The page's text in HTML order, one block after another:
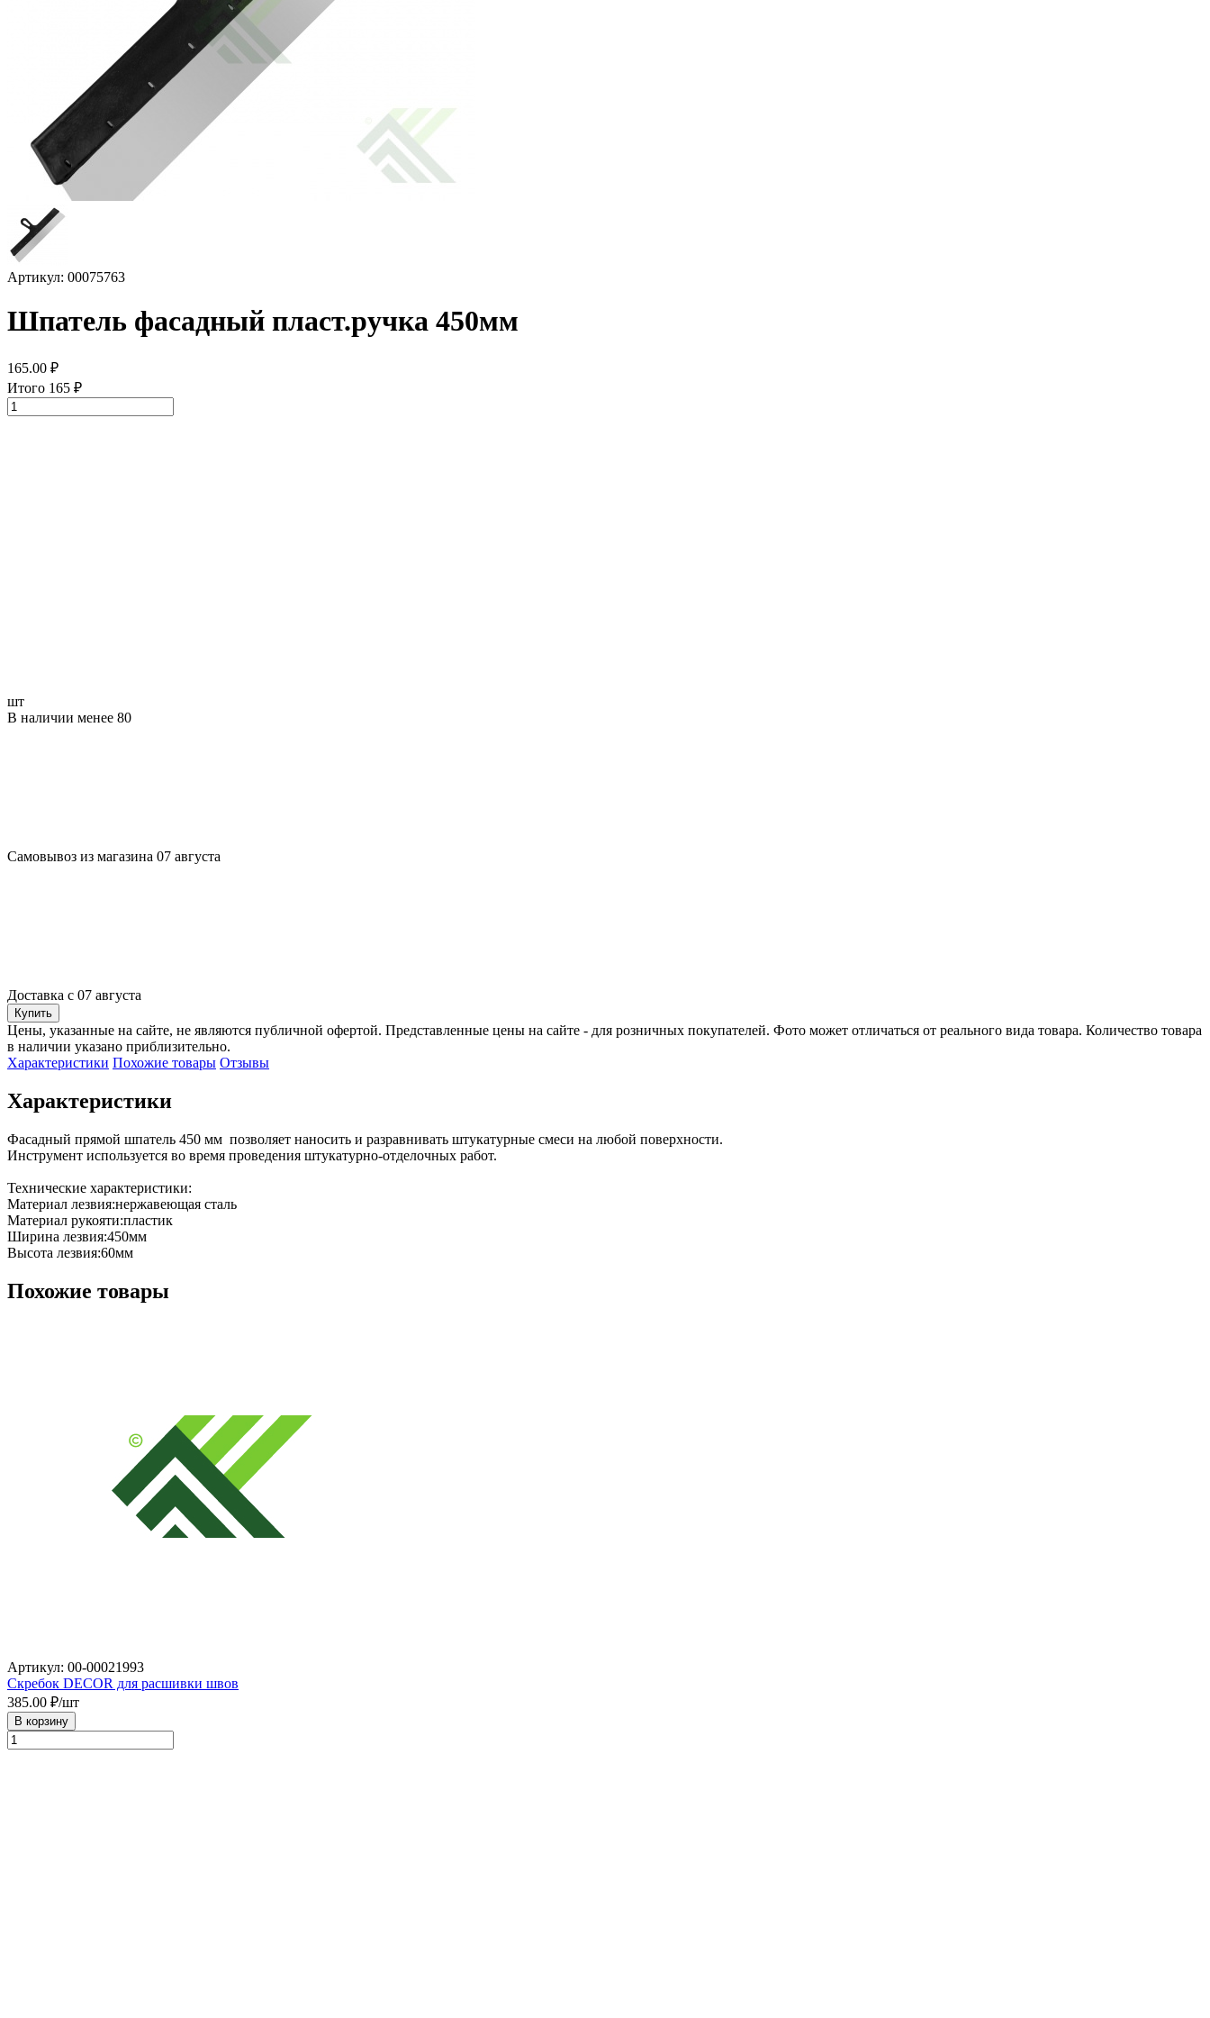
Артикул: 00075763
Шпатель фасадный пласт.ручка 450мм
165.00 ₽
Итого 165 ₽
шт
В наличии менее 80
Самовывоз из магазина 07 августа
Доставка с 07 августа
Купить
Цены, указанные на сайте, не являются публичной офертой. Представленные цены на сайте - для розничных покупателей. Фото может отличаться от реального вида товара. Количество товара
в наличии указано приблизительно.
Характеристики Похожие товары Отзывы
Характеристики
Фасадный прямой шпатель 450 мм  позволяет наносить и разравнивать штукатурные смеси на любой поверхности.
Инструмент используется во время проведения штукатурно-отделочных работ.
Технические характеристики:
Материал лезвия:нержавеющая сталь
Материал рукояти:пластик
Ширина лезвия:450мм
Высота лезвия:60мм
Похожие товары
Артикул: 00-00021993
Скребок DECOR для расшивки швов
385.00 ₽/шт
В корзину